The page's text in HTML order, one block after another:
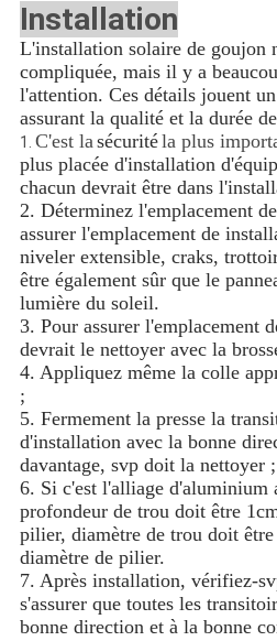
Installation
L'installation solaire de goujon
compliquée, mais il y a
l'attention. Ces détails jouent
assurant la qualité et la durée
1. C'est lasécuritéla plus
plus placée d'installation
chacun devrait être dans
2. Déterminez l'emplacement
assurer l'emplacement de
niveler extensible, craks,
être également sûr que le
lumière du soleil.
3. Pour assurer l'emplacement
devrait le nettoyer avec la
4. Appliquez même la colle
;
5. Fermement la presse la
d'installation avec la bonne
davantage, svp doit la nettoyer ;
6. Si c'est l'alliage d'aluminium
profondeur de trou doit être
pilier, diamètre de trou doit
diamètre de pilier.
7. Après installation, vérifiez-
s'assurer que toutes les
bonne direction et à la bonne